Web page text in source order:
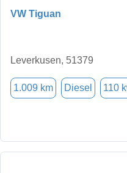
VW Tiguan
Leverkusen, 51379
1.009 km Diesel 110